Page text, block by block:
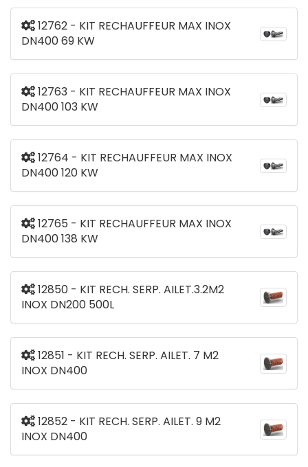
12762 - KIT RECHAUFFEUR MAX INOX
DN400 69 KW
12763 - KIT RECHAUFFEUR MAX INOX
DN400 103 KW
12764 - KIT RECHAUFFEUR MAX INOX
DN400 120 KW
12765 - KIT RECHAUFFEUR MAX INOX
DN400 138 KW
12850 - KIT RECH. SERP. AILET.3.2M2
INOX DN200 500L
12851 - KIT RECH. SERP. AILET. 7 M2
INOX DN400
12852 - KIT RECH. SERP. AILET. 9 M2
INOX DN400